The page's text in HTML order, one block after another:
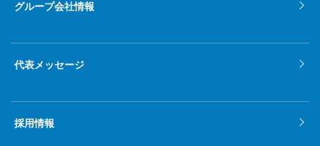
グループ会社情報
代表メッセージ
採用情報